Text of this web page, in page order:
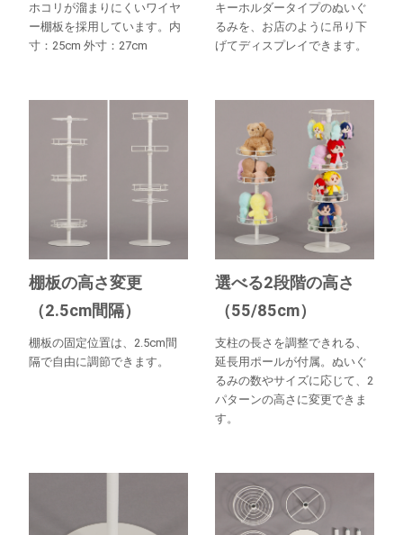
ホコリが溜まりにくいワイヤ
ー棚板を採用しています。内
寸：25cm 外寸：27cm
キーホルダータイプのぬいぐ
るみを、お店のように吊り下
げてディスプレイできます。
棚板の高さ変更
（2.5cm間隔）
棚板の固定位置は、2.5cm間
隔で自由に調節できます。
選べる2段階の高さ
（55/85cm）
支柱の長さを調整できれる、
延長用ポールが付属。ぬいぐ
るみの数やサイズに応じて、2
パターンの高さに変更できま
す。